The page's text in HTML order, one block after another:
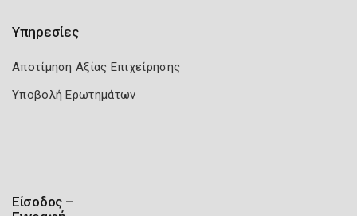
Υπηρεσίες
Αποτίμηση Αξίας Επιχείρησης
Υποβολή Ερωτημάτων
Είσοδος –